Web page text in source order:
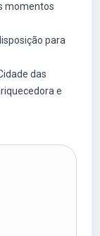
momentos
para
das
e